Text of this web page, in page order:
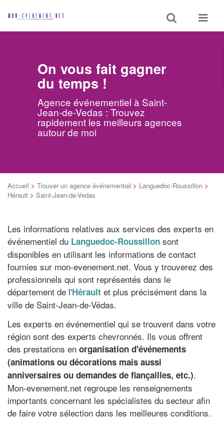
Toggle
search
Toggle
On vous fait gagner
du temps !
Agence événementiel à Saint-
Jean-de-Vedas : Trouvez
rapidement les meilleurs agences
autour de moi
Accueil > Trouver un agence événementiel > Languedoc-Roussillon >
Hérault > Saint-Jean-de-Vedas
Les informations relatives aux services des experts en
événementiel du Languedoc-Roussillon sont
disponibles en utilisant les informations de contact
fournies sur mon-evenement.net. Vous y trouverez des
professionnels qui sont représentés dans le
département de l'Hérault et plus précisément dans la
ville de Saint-Jean-de-Védas.
Les experts en événementiel qui se trouvent dans votre
région sont des experts chevronnés. Ils vous offrent
des prestations en organisation d'événements
(animations ou décorations mais aussi
anniversaires ou demandes de fiançailles, etc.).
Mon-evenement.net regroupe les renseignements
importants concernant les spécialistes du secteur afin
de faire votre sélection dans les meilleures conditions.